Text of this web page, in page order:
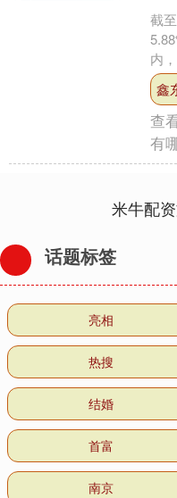
截
内
电鑫
查
有
米牛配
话题标签
亮相
热搜
结婚
首富
南京